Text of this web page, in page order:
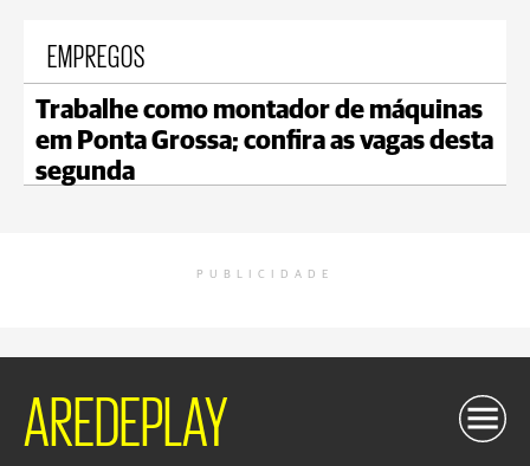
EMPREGOS
Trabalhe como montador de máquinas
em Ponta Grossa; confira as vagas desta
segunda
PUBLICIDADE
AREDEPLAY